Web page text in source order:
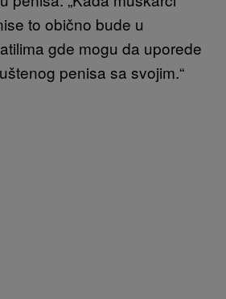
to obično bude u
gde mogu da uporede
penisa sa svojim.“